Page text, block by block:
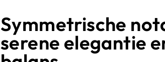
Symmetrische
serene elegantie